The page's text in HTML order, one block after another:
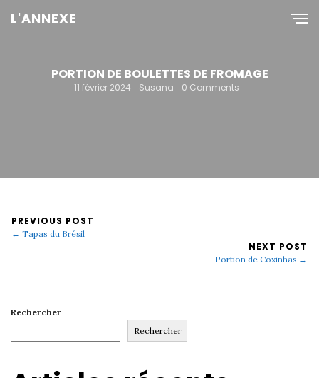
L'ANNEXE
PORTION DE BOULETTES DE FROMAGE
11 février 2024 Susana 0 Comments
PREVIOUS POST
← Tapas du Brésil
NEXT POST
Portion de Coxinhas →
Rechercher
Rechercher